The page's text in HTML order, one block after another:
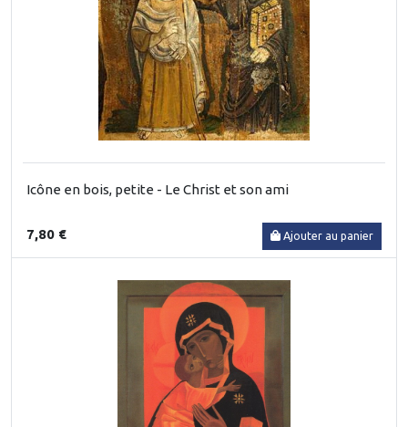
Icône en bois, petite - Le Christ et son ami
7,80 € Ajouter au panier